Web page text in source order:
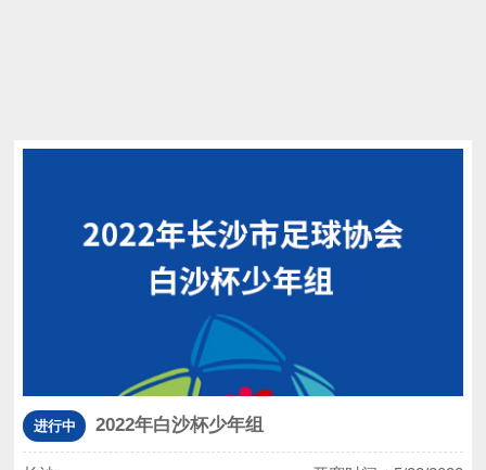
进行中 2022年白沙杯少年组